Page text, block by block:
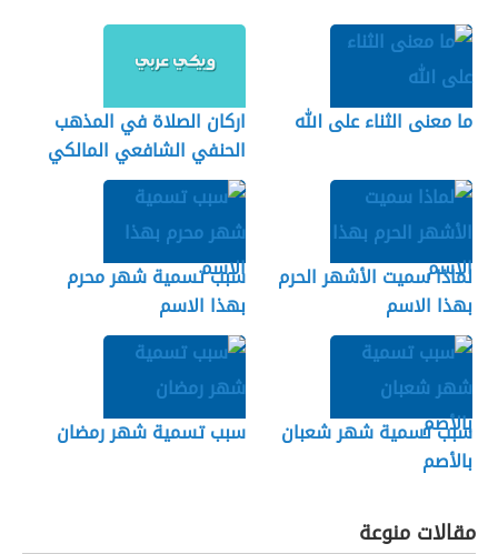
ما معنى الثناء على الله
اركان الصلاة في المذهب
الحنفي الشافعي المالكي
الحنبلي
لماذا سميت الأشهر الحرم
بهذا الاسم
سبب تسمية شهر محرم
بهذا الاسم
سبب تسمية شهر شعبان
بالأصم
سبب تسمية شهر رمضان
مقالات منوعة